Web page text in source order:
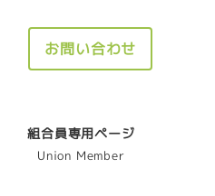
お問い合わせ
組合員専用ページ
Union Member